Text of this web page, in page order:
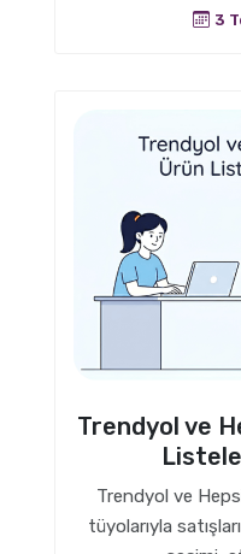
3
Trendyol ve
Trendyol ve
tüyolarıyla